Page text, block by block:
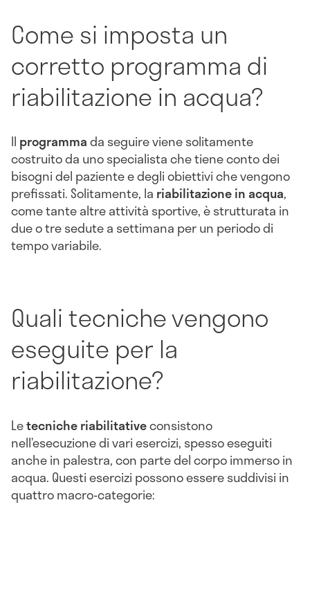
Come si imposta un
corretto programma di
riabilitazione in acqua?
Il programmada seguire viene solitamente
costruito da uno specialista che tiene conto dei
bisogni del paziente e degli obiettivi che vengono
prefissati. Solitamente, la riabilitazione in acqua,
come tante altre attività sportive, è strutturata in
due o tre sedute a settimana per un periodo di
tempo variabile.
Quali tecniche vengono
eseguite per la
riabilitazione?
Letecniche riabilitativeconsistono
nell’esecuzione di vari esercizi, spesso eseguiti
anche in palestra, con parte del corpo immerso in
acqua. Questi esercizi possono essere suddivisi in
quattro macro-categorie: